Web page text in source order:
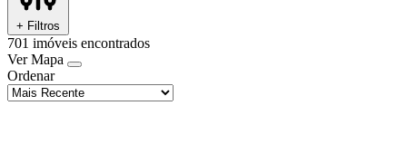
+ Filtros
701 imóveis encontrados
Ver Mapa
Ordenar